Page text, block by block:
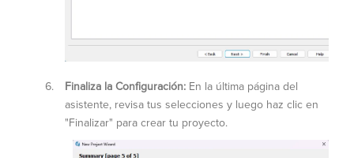
Finaliza la Configuración: En la última página del
asistente, revisa tus selecciones y luego haz clic en
"Finalizar" para crear tu proyecto.